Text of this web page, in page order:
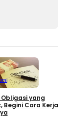
yang
Begini Cara Kerja